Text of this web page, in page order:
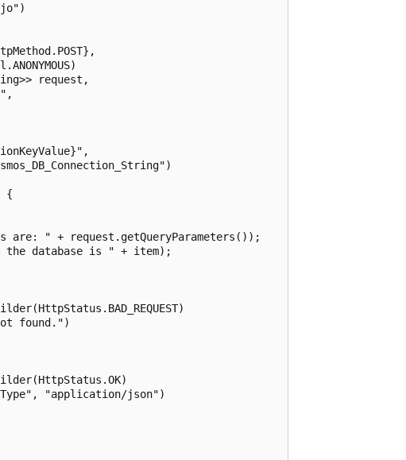
request,
{
are: " + request.getQueryParameters());
database is " + item);
found.")
"application/json")